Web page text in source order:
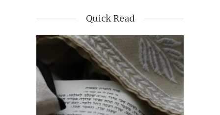
Quick Read